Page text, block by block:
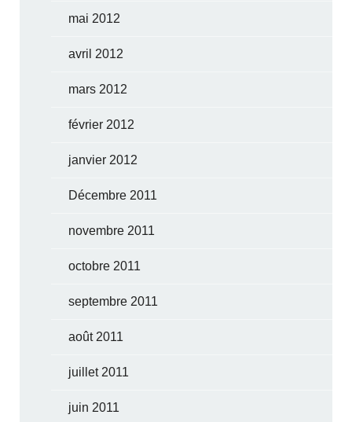
mai 2012
avril 2012
mars 2012
février 2012
janvier 2012
Décembre 2011
novembre 2011
octobre 2011
septembre 2011
août 2011
juillet 2011
juin 2011